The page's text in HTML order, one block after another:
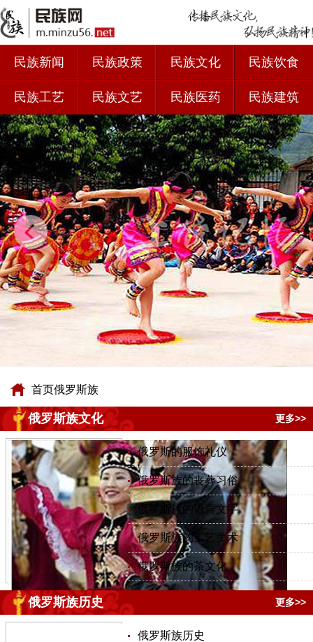
民族新闻 民族政策 民族文化 民族饮食
民族工艺 民族文艺 民族医药 民族建筑
首页俄罗斯族
俄罗斯族文化 更多>>
俄罗斯的服饰礼仪
俄罗斯族的丧葬习俗
俄罗斯族的语言文字
俄罗斯族的工艺美术
俄罗斯族的茶文化
俄罗斯族历史 更多>>
俄罗斯族历史